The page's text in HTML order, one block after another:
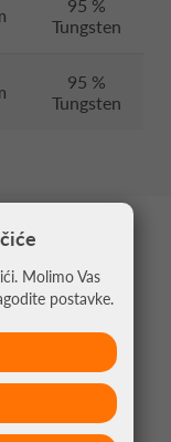
95 %
Tungsten
95 %
Tungsten
Molimo Vas
postavke.